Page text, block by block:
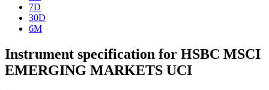
7D
30D
6M
Instrument specification for HSBC MSCI
EMERGING MARKETS UCI